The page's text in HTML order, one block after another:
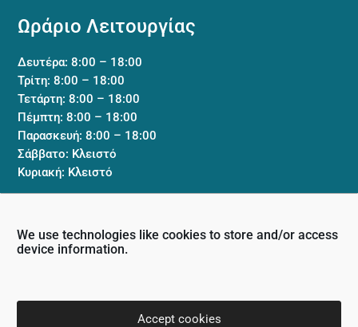
We use technologies like cookies to store and/or access
device information.
Accept cookies
Ωράριο Λειτουργίας
Δευτέρα: 8:00 – 18:00
Τρίτη: 8:00 – 18:00
Τετάρτη: 8:00 – 18:00
Πέμπτη: 8:00 – 18:00
Παρασκευή: 8:00 – 18:00
Σάββατο: Κλειστό
Κυριακή: Κλειστό
Κλινική
Όροι και Προϋποθέσεις